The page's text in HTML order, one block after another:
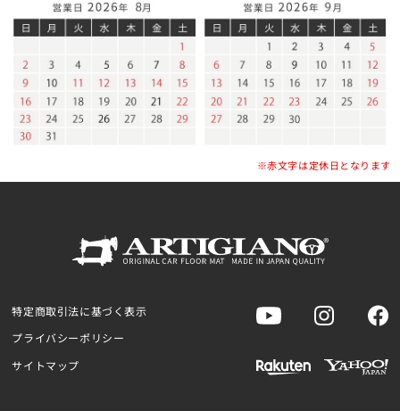
※赤文字は定休日となります
特定商取引法に基づく表示
プライバシーポリシー
サイトマップ